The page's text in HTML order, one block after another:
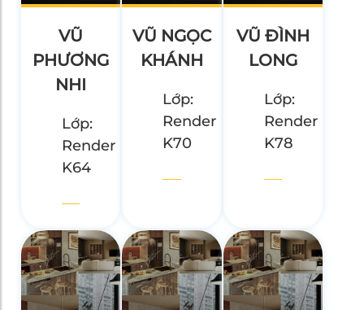
VŨ
PHƯƠNG
NHI
Lớp:
Render
K64
VŨ NGỌC
KHÁNH
Lớp:
Render
K70
VŨ ĐÌNH
LONG
Lớp:
Render
K78